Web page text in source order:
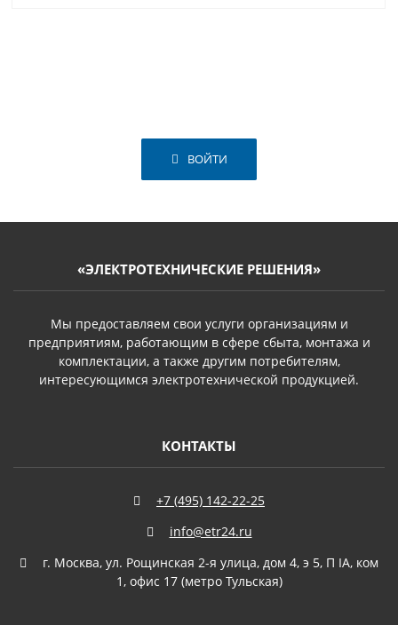
ВОЙТИ
«ЭЛЕКТРОТЕХНИЧЕСКИЕ РЕШЕНИЯ»
Мы предоставляем свои услуги организациям и
предприятиям, работающим в сфере сбыта, монтажа и
комплектации, а также другим потребителям,
интересующимся электротехнической продукцией.
КОНТАКТЫ
+7 (495) 142-22-25
info@etr24.ru
г. Москва, ул. Рощинская 2-я улица, дом 4, э 5, П IА, ком
1, офис 17 (метро Тульская)